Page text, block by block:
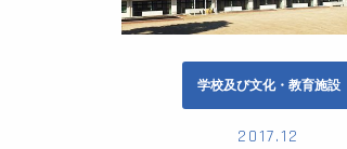
学校及び文化・教育施設
2017.12